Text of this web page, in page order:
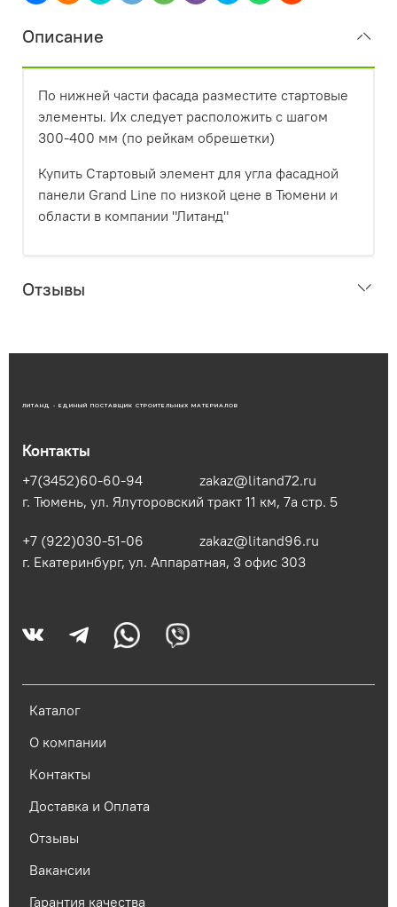
Описание
По нижней части фасада разместите стартовые
элементы. Их следует расположить с шагом
300-400 мм (по рейкам обрешетки)
Купить Стартовый элемент для угла фасадной
панели Grand Line по низкой цене в Тюмени и
области в компании "Литанд"
Отзывы
ЛИТАНД - ЕДИНЫЙ ПОСТАВЩИК СТРОИТЕЛЬНЫХ МАТЕРИАЛОВ
Каталог
О компании
Контакты
Доставка и Оплата
Отзывы
Вакансии
Гарантия качества
Контакты
+7(3452)60-60-94
zakaz@litand72.ru
г. Тюмень, ул. Ялуторовский тракт 11 км, 7а стр. 5
+7 (922)030-51-06
zakaz@litand96.ru
г. Екатеринбург, ул. Аппаратная, 3​ офис 303